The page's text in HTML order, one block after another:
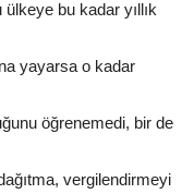
bu kadar yıllık
yayarsa o kadar
öğrenemedi, bir de
vergilendirmeyi